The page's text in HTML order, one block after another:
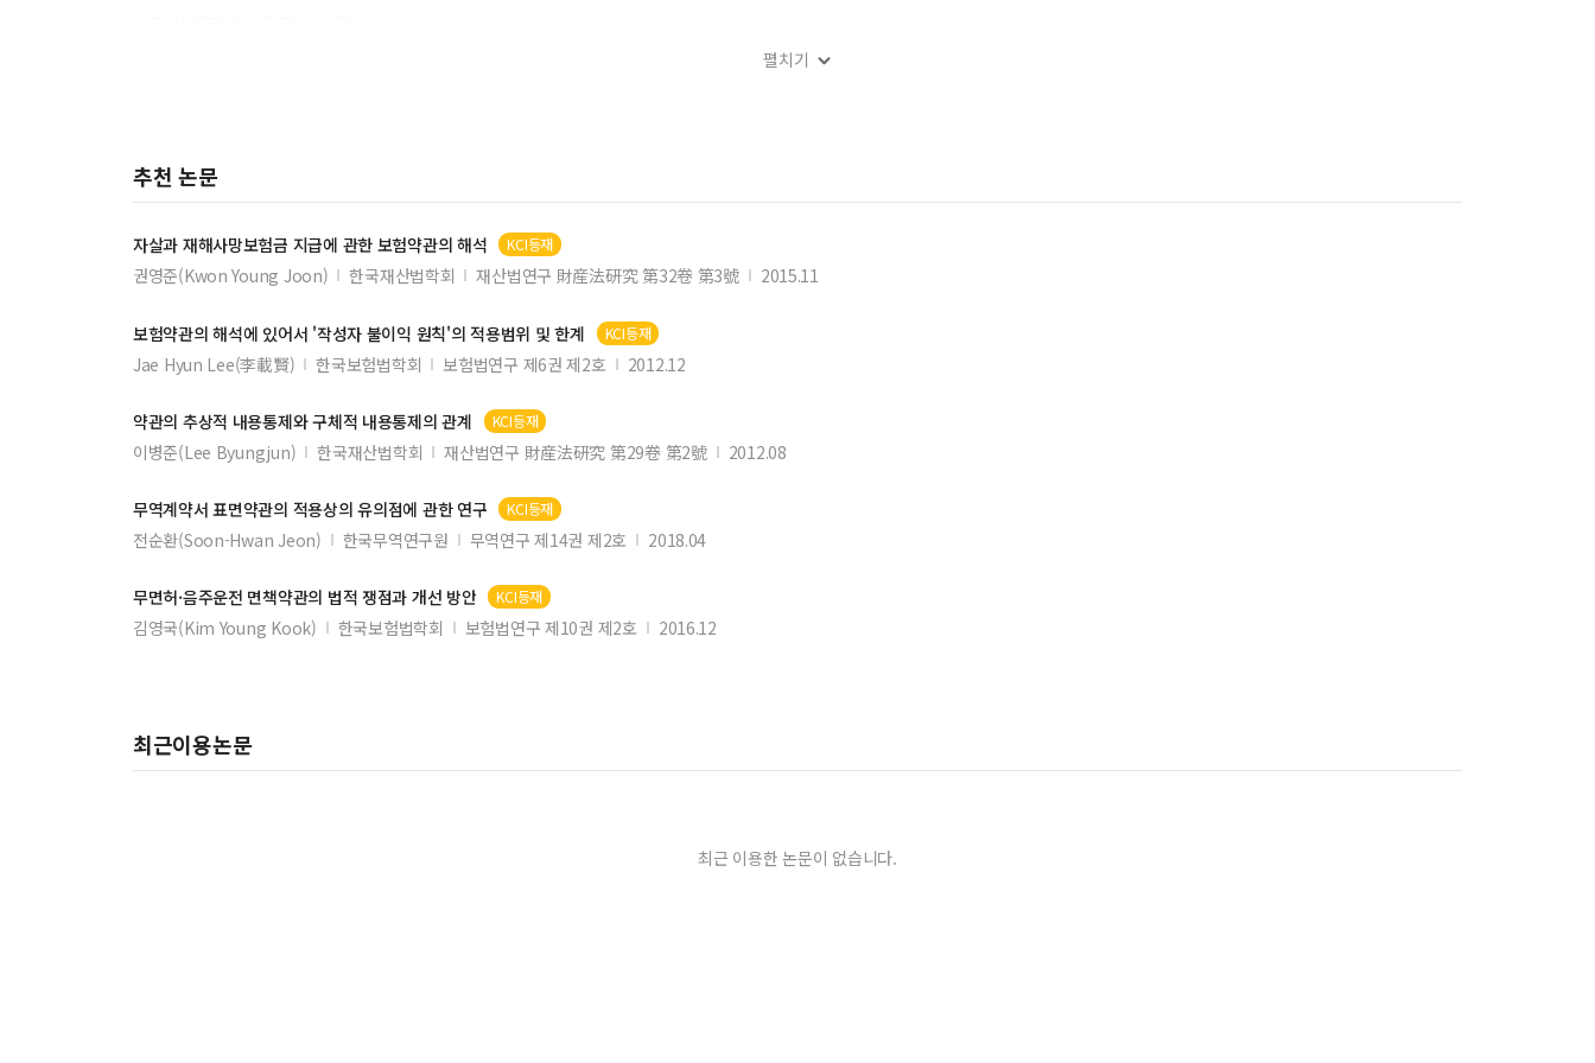
펼치기
추천 논문
자살과 재해사망보험금 지급에 관한 보험약관의 해석 KCI등재
권영준(Kwon Young Joon) 한국재산법학회 재산법연구 財産法硏究 第32卷 第3號 2015.11
보험약관의 해석에 있어서 '작성자 불이익 원칙'의 적용범위 및 한계 KCI등재
Jae Hyun Lee(李載賢) 한국보험법학회 보험법연구 제6권 제2호 2012.12
약관의 추상적 내용통제와 구체적 내용통제의 관계 KCI등재
이병준(Lee Byungjun) 한국재산법학회 재산법연구 財産法硏究 第29卷 第2號 2012.08
무역계약서 표면약관의 적용상의 유의점에 관한 연구 KCI등재
전순환(Soon-Hwan Jeon) 한국무역연구원 무역연구 제14권 제2호 2018.04
무면허·음주운전 면책약관의 법적 쟁점과 개선 방안 KCI등재
김영국(Kim Young Kook) 한국보험법학회 보험법연구 제10권 제2호 2016.12
최근이용논문
최근 이용한 논문이 없습니다.